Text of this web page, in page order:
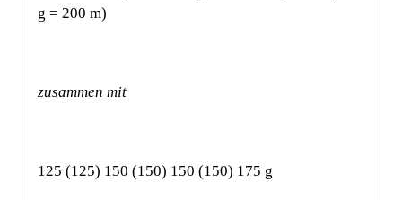
g = 200 m)
zusammen mit
125 (125) 150 (150) 150 (150) 175 g